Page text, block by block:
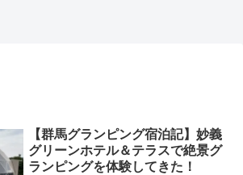
【群馬グランピング宿泊記】妙義
グリーンホテル＆テラスで絶景グ
ランピングを体験してきた！